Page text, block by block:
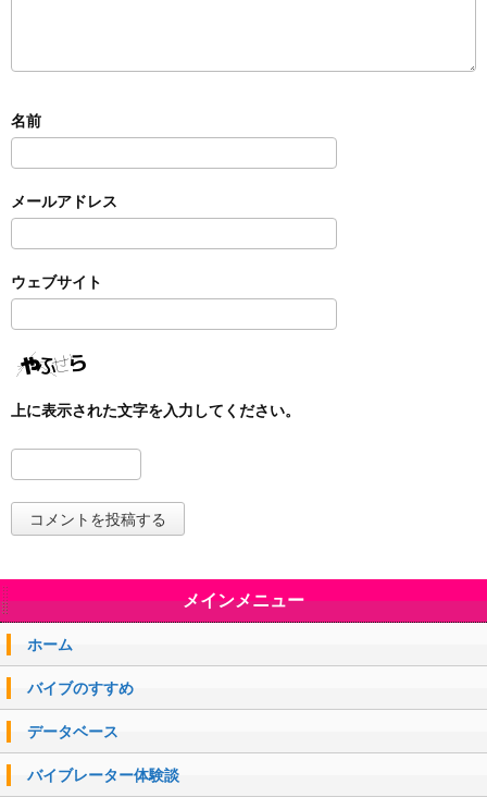
名前
メールアドレス
ウェブサイト
上に表示された文字を入力してください。
メインメニュー
ホーム
バイブのすすめ
データベース
バイブレーター体験談